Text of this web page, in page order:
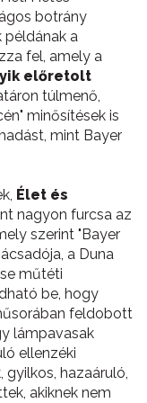
botrány
példának a
fel, amely a
előretolt
túlmenő,
minősítések is
mint Bayer
Élet és
nagyon furcsa az
szerint "Bayer
a Duna
műtéti
be, hogy
feldobott
lámpavasak
ellenzéki
hazaáruló,
akiknek nem